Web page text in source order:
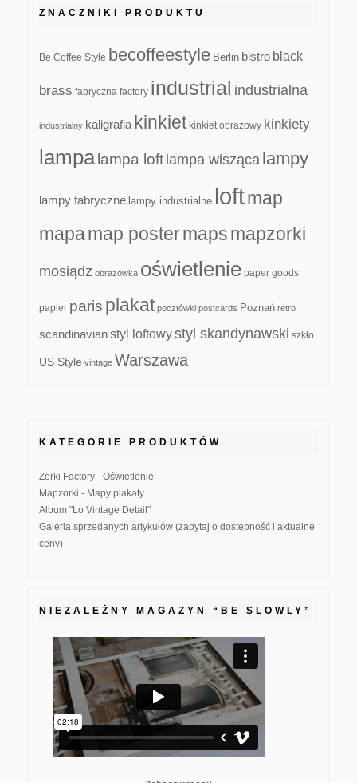
ZNACZNIKI PRODUKTU
Be Coffee Style becoffeestyle Berlin bistro black
brass fabryczna factory industrial industrialna
industrialny kaligrafia kinkiet kinkiet obrazowy kinkiety
lampa lampa loft lampa wisząca lampy
lampy fabryczne lampy industrialne loftmap
mapamap postermapsmapzorki
mosiądz obrazówka oświetlenie paper goods
papier paris plakat pocztówki postcards Poznań retro
scandinavianstyl loftowystyl skandynawski szkło
US Style vintage Warszawa
KATEGORIE PRODUKTÓW
Zorki Factory - Oświetlenie
Mapzorki - Mapy plakaty
Album "Lo Vintage Detail"
Galeria sprzedanych artykułów (zapytaj o dostępność i aktualne
ceny)
NIEZALEŻNY MAGAZYN “BE SLOWLY”